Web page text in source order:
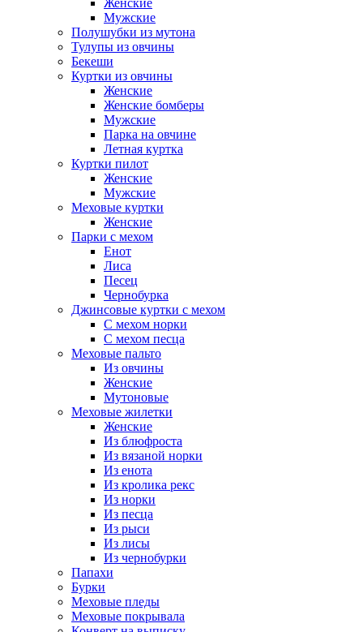
Женские
Мужские
Полушубки из мутона
Тулупы из овчины
Бекеши
Куртки из овчины
Женские
Женские бомберы
Мужские
Парка на овчине
Летная куртка
Куртки пилот
Женские
Мужские
Меховые куртки
Женские
Парки с мехом
Енот
Лиса
Песец
Чернобурка
Джинсовые куртки с мехом
С мехом норки
С мехом песца
Меховые пальто
Из овчины
Женские
Мутоновые
Меховые жилетки
Женские
Из блюфроста
Из вязаной норки
Из енота
Из кролика рекс
Из норки
Из песца
Из рыси
Из лисы
Из чернобурки
Папахи
Бурки
Меховые пледы
Меховые покрывала